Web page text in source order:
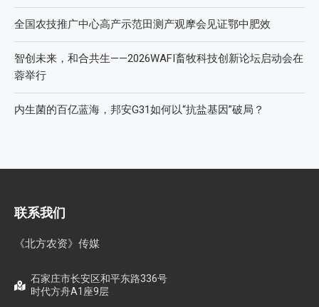
全国农技推广中心高产示范田测产观摩会见证鄂中肥效
智创未来，和合共生——2026WAFI畜牧科技创新论坛启动会在
蓉举行
内生菌的百亿蓝海，邦安G31如何以“抗盐基因”破局？
联系我们
《北方农资》传媒
石家庄市长安区和平东路336号
时代方舟A1座9层